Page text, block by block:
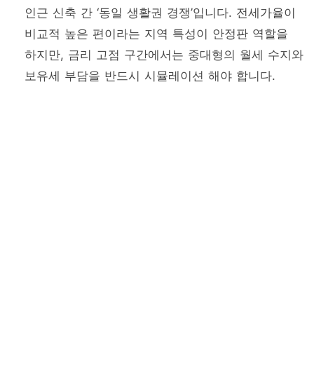
인근 신축 간 ‘동일 생활권 경쟁’입니다. 전세가율이
비교적 높은 편이라는 지역 특성이 안정판 역할을
하지만, 금리 고점 구간에서는 중대형의 월세 수지와
보유세 부담을 반드시 시뮬레이션 해야 합니다.